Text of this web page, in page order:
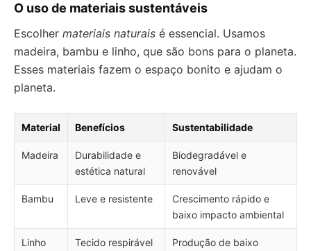
O uso de materiais sustentáveis
Escolher materiais naturais é essencial. Usamos
madeira, bambu e linho, que são bons para o planeta.
Esses materiais fazem o espaço bonito e ajudam o
planeta.
Material Benefícios Sustentabilidade
Madeira
Durabilidade e
estética natural
Biodegradável e
renovável
Bambu Leve e resistente
Crescimento rápido e
baixo impacto ambiental
Linho
Tecido respirável
Produção de baixo